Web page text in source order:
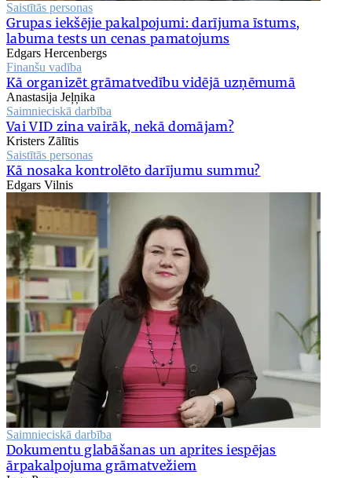
Saistītās personas
Grupas iekšējie pakalpojumi: darījuma īstums,
labuma tests un cenas pamatojums
Edgars Hercenbergs
Finanšu vadība
Kā organizēt grāmatvedību vidējā uzņēmumā
Anastasija Jeļņika
Saimnieciskā darbība
Vai VID zina vairāk, nekā domājam?
Kristers Zālītis
Saistītās personas
Kā nosaka kontrolēto darījumu summu?
Edgars Vilnis
Saimnieciskā darbība
Dokumentu glabāšanas un aprites iespējas
ārpakalpojuma grāmatvežiem